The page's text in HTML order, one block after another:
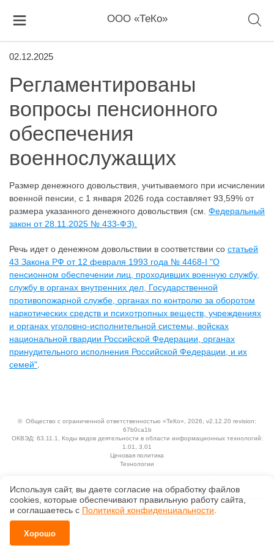
ООО «ТеКо»
02.12.2025
Регламентированы
вопросы пенсионного
обеспечения
военнослужащих
Размер денежного довольствия, учитываемого при исчислении
военной пенсии, с 1 января 2026 года составляет 93,59% от
размера указанного денежного довольствия (см. Федеральный
закон от 28.11.2025 № 433-ФЗ).
Речь идет о денежном довольствии в соответствии со статьей
43 Закона РФ от 12 февраля 1993 года № 4468-I "О
пенсионном обеспечении лиц, проходивших военную службу,
службу в органах внутренних дел, Государственной
противопожарной службе, органах по контролю за оборотом
наркотических средств и психотропных веществ, учреждениях
и органах уголовно-исполнительной системы, войсках
национальной гвардии Российской Федерации, органах
принудительного исполнения Российской Федерации, и их
семей"
© Общество с ограниченной ответственностью «ТеКо» , 2026, v2.12.20 revision:
67b0ca1b
ОКВЭД: 63.11.1, Коды видов деятельности в области информационных технологий:
1.01, 3.01
Ценовая политика
Технологии
Положение по обработке и защите персональных данных
Справка о регистрации продуктов АО «Кодекс» в Реестре российского программного
обеспечения
Используя сайт, вы даете согласие на обработку файлов
сооkiеs, которые обеспечивают правильную работу сайта,
и соглашаетесь с Политикой конфиденциальности
Хорошо